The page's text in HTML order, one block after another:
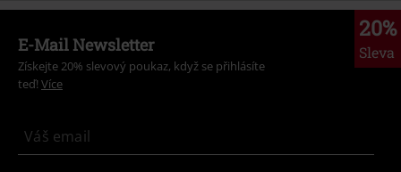
20%
Sleva
E-Mail Newsletter
Získejte 20% slevový poukaz, když se přihlásíte
teď! Více